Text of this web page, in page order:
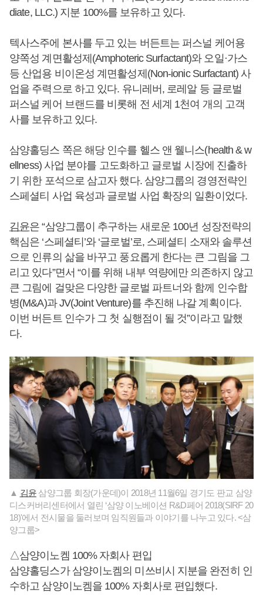
diate, LLC.) 지분 100%를 보유하고 있다.
텍사스주에 본사를 두고 있는 버든트는 퍼스널 케어용
양쪽성 계면활성제(Amphoteric Surfactant)와 오일·가스
등 산업용 비이온성 계면활성제(Non-ionic Surfactant) 사
업을 주력으로 하고 있다. 유니레버, 로레알 등 글로벌
퍼스널 케어 브랜드를 비롯해 전 세계 1천여 개의 고객
사를 보유하고 있다.
삼양홀딩스 쪽은 해당 인수를 헬스 앤 웰니스(health & w
ellness) 사업 분야를 고도화하고 글로벌 시장에 진출하
기 위한 포석으로 삼고자 했다. 삼양그룹의 경영전략인
스페셜티 사업 육성과 글로벌 사업 확장의 일환이었다.
김윤은 “삼양그룹이 추구하는 새로운 100년 성장전략의
핵심은 ‘스페셜티’와 ‘글로벌’로, 스페셜티 소재와 솔루션
으로 인류의 삶을 바꾸고 풍요롭게 한다는 큰 그림을 그
리고 있다”면서 “이를 위해 내부 역량에만 의존하지 않고
큰 그림에 걸맞은 다양한 글로벌 파트너와 함께 인수합
병(M&A)과 JV(Joint Venture)를 추진해 나갈 계획이다.
이번 버든트 인수가 그 첫 실행점이 될 것”이라고 말했
다.
▲ 김윤 삼양그룹 회장(가운데)이 2018년 11월6일 경기도 판교 삼양
디스커버리센터에서 열린 ‘삼양 이노베이션 R&D페어 2018(SIRF 20
18)'에서 전시물을 둘러보며 임직원들과 이야기를 나누고 있다. <삼
양그룹>
△삼양이노켐 100% 자회사 편입
삼양홀딩스가 삼양이노켐의 미쓰비시 지분을 완전히 인
수하고 삼양이노켐을 100% 자회사로 편입했다.